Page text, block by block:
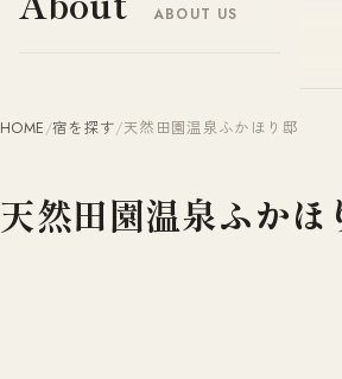
ABOUT US
HOME/宿を探す/天然田園温泉ふかほり邸
天然田園温泉ふかほ